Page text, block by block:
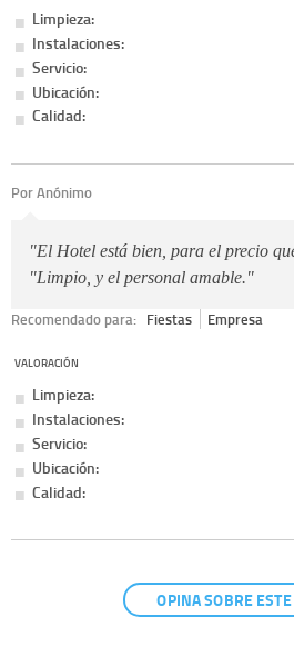
Limpieza:
Instalaciones:
Servicio:
Ubicación:
Calidad:
Por Anónimo
"El Hotel está bien, para el precio
"Limpio, y el personal amable."
Recomendado para: Fiestas Empresa
VALORACIÓN
Limpieza:
Instalaciones:
Servicio:
Ubicación:
Calidad:
OPINA SOBRE